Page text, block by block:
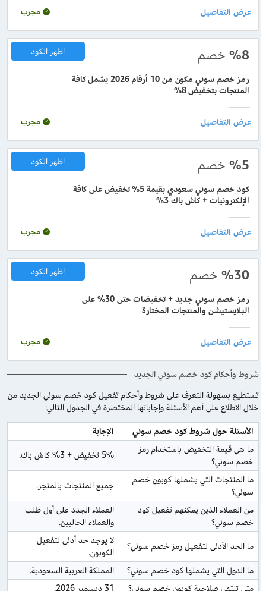
مجرب
%8 خصم
رمز خصم سوني مكون من 10 أرقام 2026 يشمل كافة
المنتجات بتخفيض 8%
اظهر الكود
مجرب
%5 خصم
كود خصم سوني سعودي بقيمة 5% تخفيض على كافة
الإلكترونيات + كاش باك 3%
اظهر الكود
مجرب
%30 خصم
رمز خصم سوني جديد + تخفيضات حتى 30% على
البلايستيشن والمنتجات المختارة
اظهر الكود
مجرب
شروط وأحكام كود خصم سوني الجديد
تستطيع بسهولة التعرف على شروط وأحكام تفعيل كود خصم سوني الجديد من
خلال الاطلاع على أهم الأسئلة وإجاباتها المختصرة في الجدول التالي:
الأسئلة حول شروط كود خصم سوني
الإجابة
ما هي قيمة التخفيض باستخدام رمز
خصم سوني؟
5% تخفيض + 3% كاش باك.
ما المنتجات التي يشملها كوبون خصم
سوني؟
جميع المنتجات بالمتجر.
من العملاء الذين يمكنهم تفعيل كود
خصم سوني؟
العملاء الجدد على أول طلب
والعملاء الحاليين.
ما الحد الأدنى لتفعيل رمز خصم سوني؟
لا يوجد حد أدنى لتفعيل
الكوبون.
ما الدول التي يشملها كود خصم سوني؟
المملكة العربية السعودية.